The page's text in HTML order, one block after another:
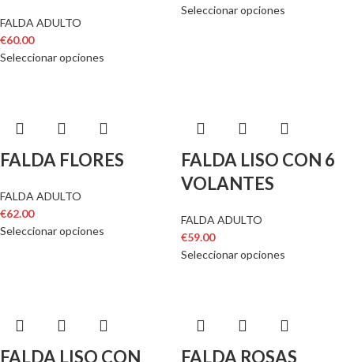
FALDA ADULTO
€60.00
Seleccionar opciones
Seleccionar opciones
FALDA FLORES
FALDA ADULTO
€62.00
Seleccionar opciones
FALDA LISO CON 6
VOLANTES
FALDA ADULTO
€59.00
Seleccionar opciones
FALDA LISO CON
FALDA ROSAS